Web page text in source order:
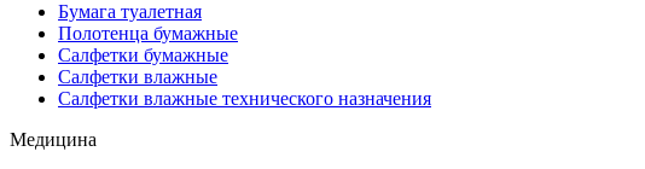
Бумага туалетная
Полотенца бумажные
Салфетки бумажные
Салфетки влажные
Салфетки влажные технического назначения
Медицина